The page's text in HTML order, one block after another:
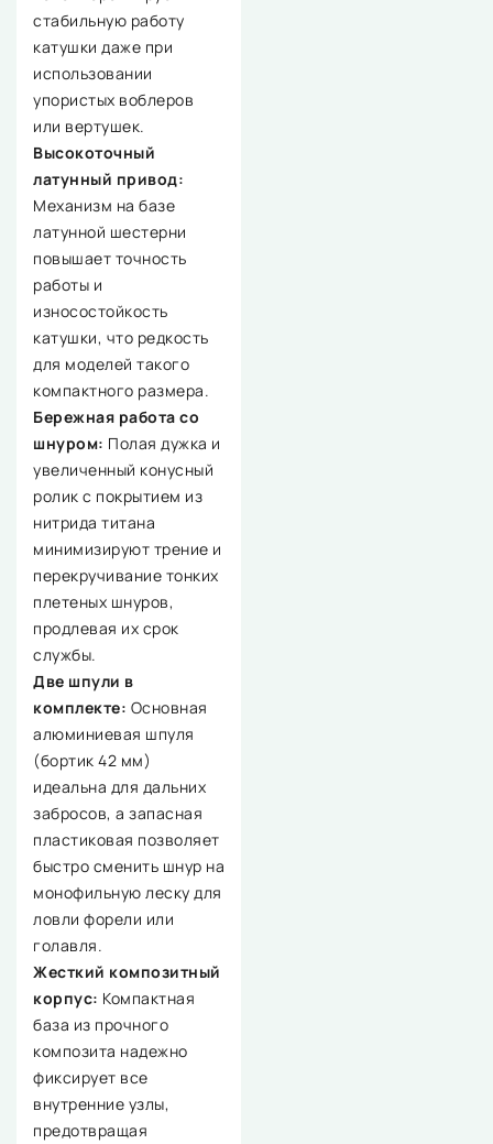
стабильную работу
катушки даже при
использовании
упористых воблеров
или вертушек.
Высокоточный
латунный привод:
Механизм на базе
латунной шестерни
повышает точность
работы и
износостойкость
катушки, что редкость
для моделей такого
компактного размера.
Бережная работа со
шнуром: Полая дужка и
увеличенный конусный
ролик с покрытием из
нитрида титана
минимизируют трение и
перекручивание тонких
плетеных шнуров,
продлевая их срок
службы.
Две шпули в
комплекте: Основная
алюминиевая шпуля
(бортик 42 мм)
идеальна для дальних
забросов, а запасная
пластиковая позволяет
быстро сменить шнур на
монофильную леску для
ловли форели или
голавля.
Жесткий композитный
корпус: Компактная
база из прочного
композита надежно
фиксирует все
внутренние узлы,
предотвращая